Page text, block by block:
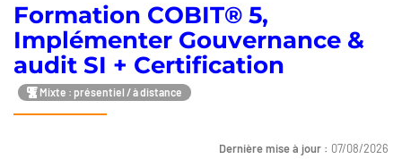
Formation COBIT® 5,
Implémenter Gouvernance &
audit SI + Certification
Mixte : présentiel / à distance
Dernière mise à jour : 07/08/2026